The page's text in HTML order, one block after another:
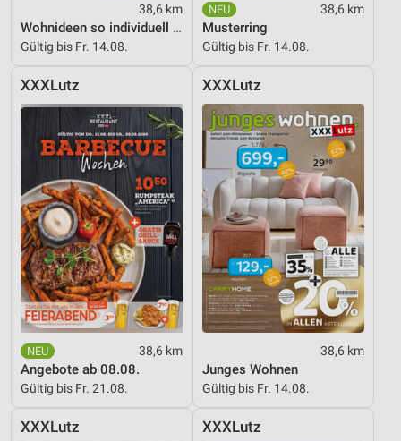
38,6 km
Wohnideen so individuell wie du!
Gültig bis Fr. 14.08.
38,6 km
Musterring
Gültig bis Fr. 14.08.
XXXLutz
38,6 km
Angebote ab 08.08.
Gültig bis Fr. 21.08.
XXXLutz
38,6 km
Junges Wohnen
Gültig bis Fr. 14.08.
XXXLutz XXXLutz